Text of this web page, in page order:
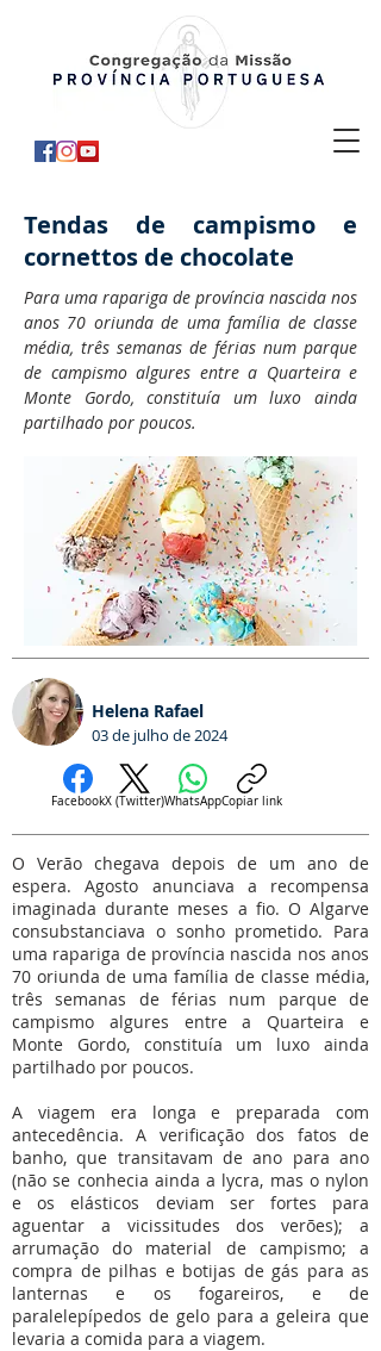
Tendas de campismo e
cornettos de chocolate
Para uma rapariga de província nascida nos
anos 70 oriunda de uma família de classe
média, três semanas de férias num parque
de campismo algures entre a Quarteira e
Monte Gordo, constituía um luxo ainda
partilhado por poucos.
Helena Rafael
03 de julho de 2024
FacebookX (Twitter)WhatsAppCopiar link
O Verão chegava depois de um ano de
espera. Agosto anunciava a recompensa
imaginada durante meses a fio. O Algarve
consubstanciava o sonho prometido. Para
uma rapariga de província nascida nos anos
70 oriunda de uma família de classe média,
três semanas de férias num parque de
campismo algures entre a Quarteira e
Monte Gordo, constituía um luxo ainda
partilhado por poucos.
A viagem era longa e preparada com
antecedência. A verificação dos fatos de
banho, que transitavam de ano para ano
(não se conhecia ainda a lycra, mas o nylon
e os elásticos deviam ser fortes para
aguentar a vicissitudes dos verões); a
arrumação do material de campismo; a
compra de pilhas e botijas de gás para as
lanternas e os fogareiros, e de
paralelepípedos de gelo para a geleira que
levaria a comida para a viagem.